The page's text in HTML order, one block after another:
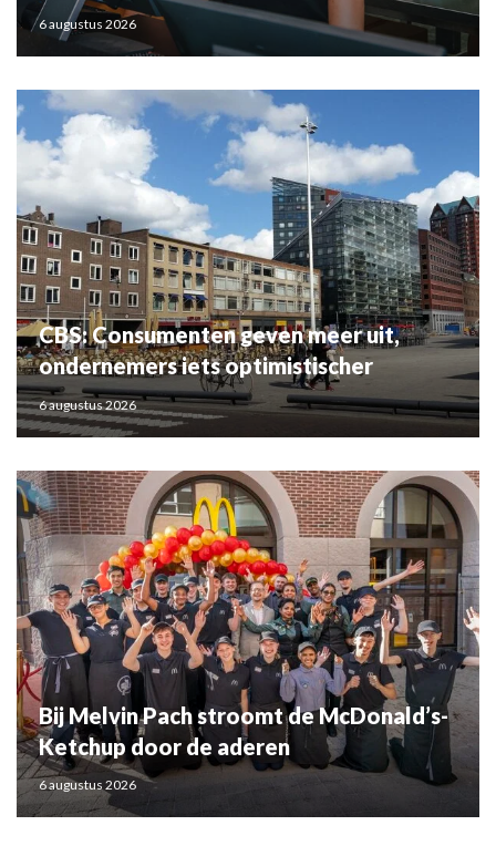
6 augustus 2026
CBS: Consumenten geven meer uit,
ondernemers iets optimistischer
6 augustus 2026
Bij Melvin Pach stroomt de McDonald’s-
Ketchup door de aderen
6 augustus 2026